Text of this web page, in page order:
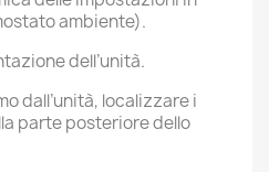
ambiente).
dell’unità.
dall’unità, localizzare i
parte posteriore dello